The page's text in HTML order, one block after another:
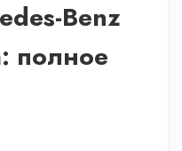
Benz
полное